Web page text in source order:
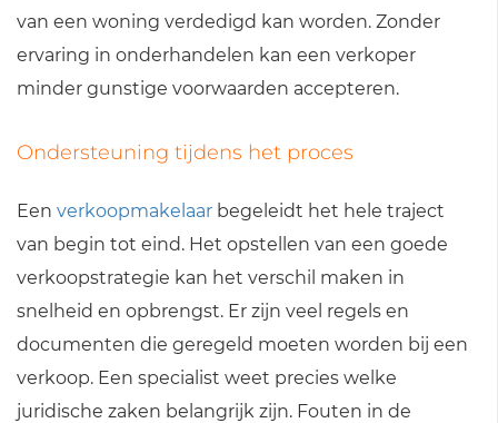
van een woning verdedigd kan worden. Zonder
ervaring in onderhandelen kan een verkoper
minder gunstige voorwaarden accepteren.
Ondersteuning tijdens het proces
Een verkoopmakelaar begeleidt het hele traject
van begin tot eind. Het opstellen van een goede
verkoopstrategie kan het verschil maken in
snelheid en opbrengst. Er zijn veel regels en
documenten die geregeld moeten worden bij een
verkoop. Een specialist weet precies welke
juridische zaken belangrijk zijn. Fouten in de